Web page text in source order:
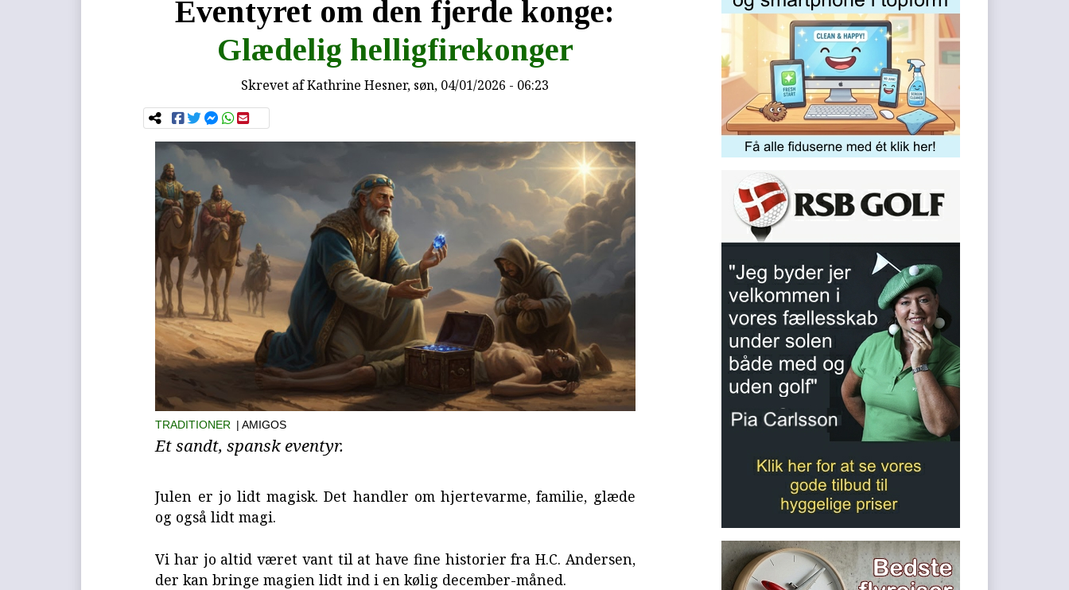
Eventyret om den fjerde konge:
Glædelig helligfirekonger
Skrevet afKathrine Hesner, søn, 04/01/2026 - 06:23
TRADITIONER | AMIGOS
Et sandt, spansk eventyr.
Julen er jo lidt magisk. Det handler om hjertevarme, familie, glæde
og også lidt magi.
Vi har jo altid været vant til at have fine historier fra H.C. Andersen,
der kan bringe magien lidt ind i en kølig december-måned.